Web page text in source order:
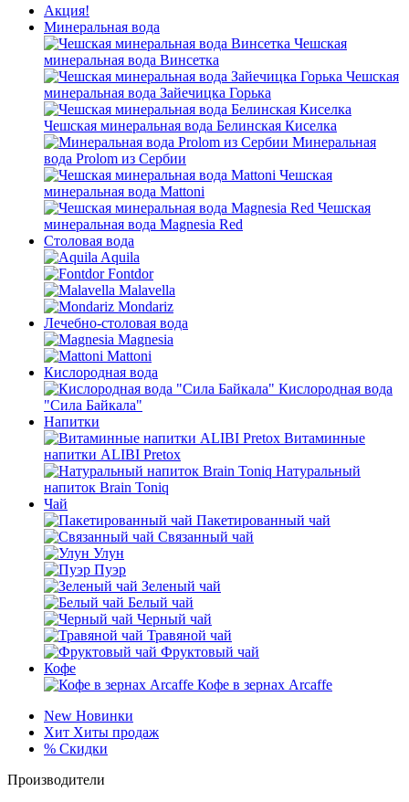
Акция!
Минеральная вода
Чешская
минеральная вода Винсетка
Чешская
минеральная вода Зайечицка Горька
Чешская минеральная вода Белинская Киселка
Минеральная
вода Prolom из Сербии
Чешская
минеральная вода Mattoni
Чешская
минеральная вода Magnesia Red
Столовая вода
Aquila
Fontdor
Malavella
Mondariz
Лечебно-столовая вода
Magnesia
Mattoni
Кислородная вода
Кислородная вода
"Сила Байкала"
Напитки
Витаминные
напитки ALIBI Pretox
Натуральный
напиток Brain Toniq
Чай
Пакетированный чай
Связанный чай
Улун
Пуэр
Зеленый чай
Белый чай
Черный чай
Травяной чай
Фруктовый чай
Кофе
Кофе в зернах Arcaffe
New Новинки
Хит Хиты продаж
% Скидки
Производители